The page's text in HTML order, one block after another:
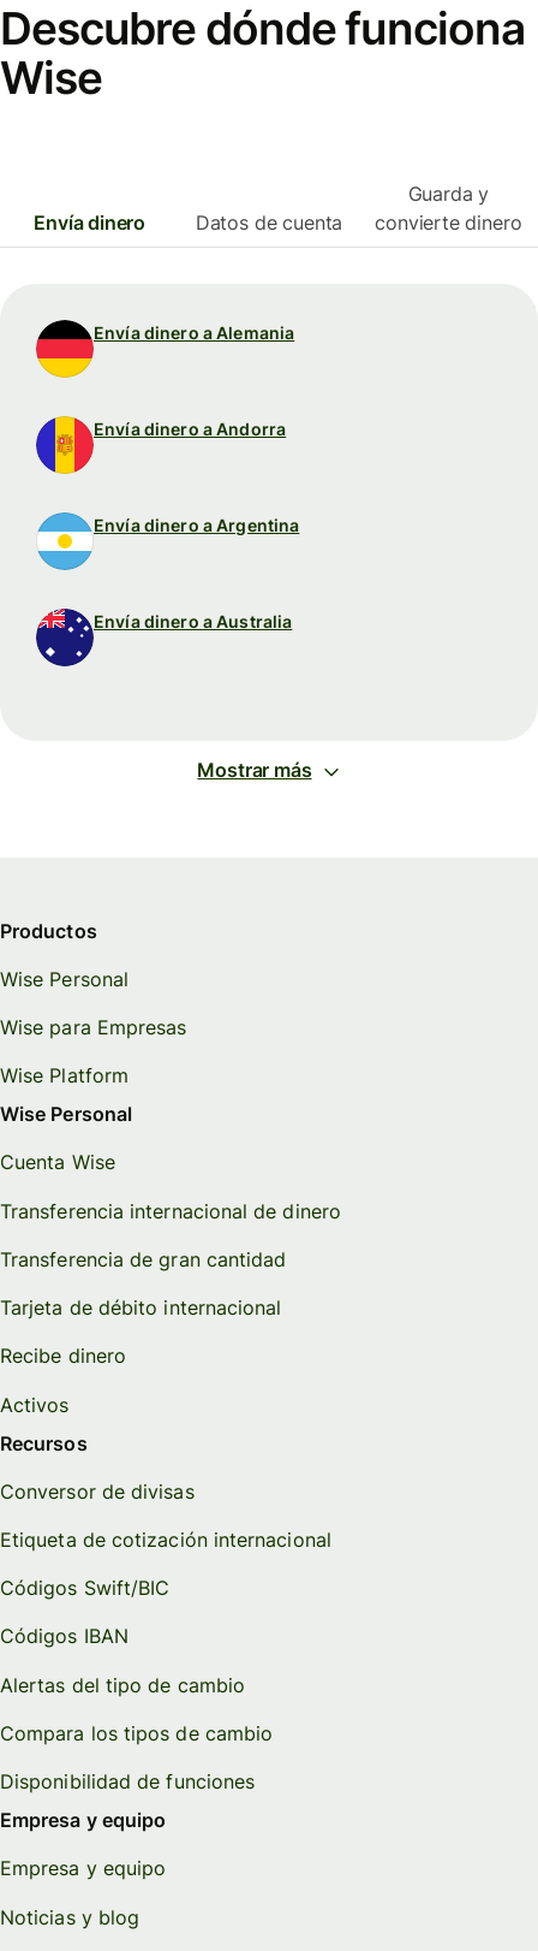
Descubre dónde funciona
Wise
Envía dinero Datos de cuenta
Guarda y
convierte dinero
Envía dinero a Alemania
Envía dinero a Andorra
Envía dinero a Argentina
Envía dinero a Australia
Mostrar más
Productos
Wise Personal
Wise para Empresas
Wise Platform
Wise Personal
Cuenta Wise
Transferencia internacional de dinero
Transferencia de gran cantidad
Tarjeta de débito internacional
Recibe dinero
Activos
Recursos
Conversor de divisas
Etiqueta de cotización internacional
Códigos Swift/BIC
Códigos IBAN
Alertas del tipo de cambio
Compara los tipos de cambio
Disponibilidad de funciones
Empresa y equipo
Empresa y equipo
Noticias y blog